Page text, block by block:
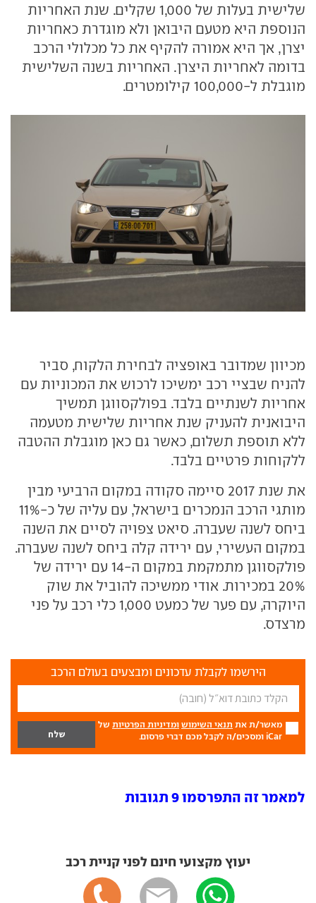
שלישית בעלות של 1,000 שקלים. שנת האחריות
הנוספת היא מטעם היבואן ולא מוגדרת כאחריות
יצרן, אך היא אמורה להקיף את כל מכלולי הרכב
בדומה לאחריות היצרן. האחריות בשנה השלישית
מוגבלת ל-100,000 קילומטרים.
מכיוון שמדובר באופציה לבחירת הלקוח, סביר
להניח שבציי רכב ימשיכו לרכוש את המכוניות עם
אחריות לשנתיים בלבד. בפולקסווגן תמשיך
היבואנית להעניק שנת אחריות שלישית מטעמה
ללא תוספת תשלום, כאשר גם כאן מוגבלת ההטבה
ללקוחות פרטיים בלבד.
את שנת 2017 סיימה סקודה במקום הרביעי מבין
מותגי הרכב הנמכרים בישראל, עם עליה של כ-11%
ביחס לשנה שעברה. סיאט צפויה לסיים את השנה
במקום העשירי, עם ירידה קלה ביחס לשנה שעברה.
פולקסווגן מתמקמת במקום ה-14 עם ירידה של
20% במכירות. אודי ממשיכה להוביל את שוק
היוקרה, עם פער של כמעט 1,000 כלי רכב על פני
מרצדס.
הירשמו לקבלת עדכונים ומבצעים בעולם הרכב
מאשר/ת את תנאי השימוש ומדיניות הפרטיות של
iCar ומסכים/ה לקבל מכם דברי פרסום.
למאמר זה התפרסמו 9 תגובות
יעוץ מקצועי חינם לפני קניית רכב